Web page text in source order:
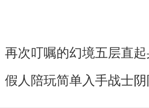
再次叮嘱的幻境五层直
假人陪玩简单入手战士